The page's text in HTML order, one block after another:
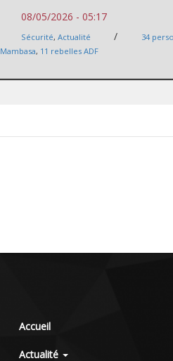
08/05/2026 - 05:17
Sécurité,Actualité / 34
Mambasa, 11 rebelles ADF
Accueil
Actualité